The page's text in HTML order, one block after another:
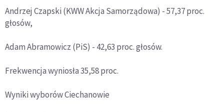
Andrzej Czapski (KWW Akcja Samorządowa) - 57,37 proc.
głosów,
Adam Abramowicz (PiS) - 42,63 proc. głosów.
Frekwencja wyniosła 35,58 proc.
Wyniki wyborów Ciechanowie